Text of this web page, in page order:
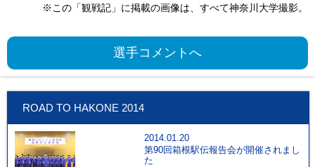
※この「観戦記」に掲載の画像は、すべて神奈川大学撮影。
選手コメントへ
ROAD TO HAKONE 2014
2014.01.20
第90回箱根駅伝報告会が開催されまし
た